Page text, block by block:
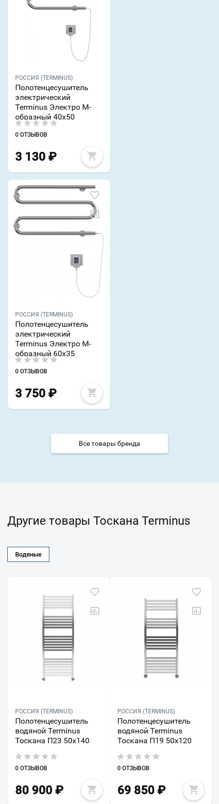
РОССИЯ (TERMINUS)
Полотенцесушитель
электрический
Terminus Электро М-
образный 40x50
0 ОТЗЫВОВ
3 130 ₽
РОССИЯ (TERMINUS)
Полотенцесушитель
электрический
Terminus Электро М-
образный 60х35
0 ОТЗЫВОВ
3 750 ₽
Все товары бренда
Другие товары Тоскана Terminus
Водяные
РОССИЯ (TERMINUS)
Полотенцесушитель
водяной Terminus
Тоскана П23 50х140
0 ОТЗЫВОВ
80 900 ₽
РОССИЯ (TERMINUS)
Полотенцесушитель
водяной Terminus
Тоскана П19 50х120
0 ОТЗЫВОВ
69 850₽